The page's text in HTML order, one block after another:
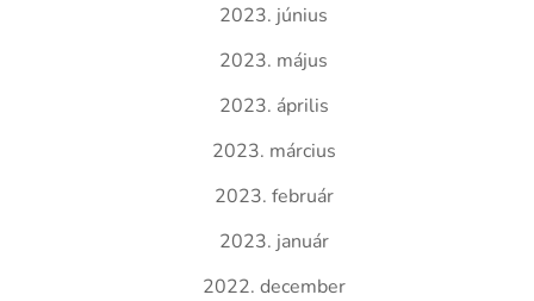
2023. június
2023. május
2023. április
2023. március
2023. február
2023. január
2022. december